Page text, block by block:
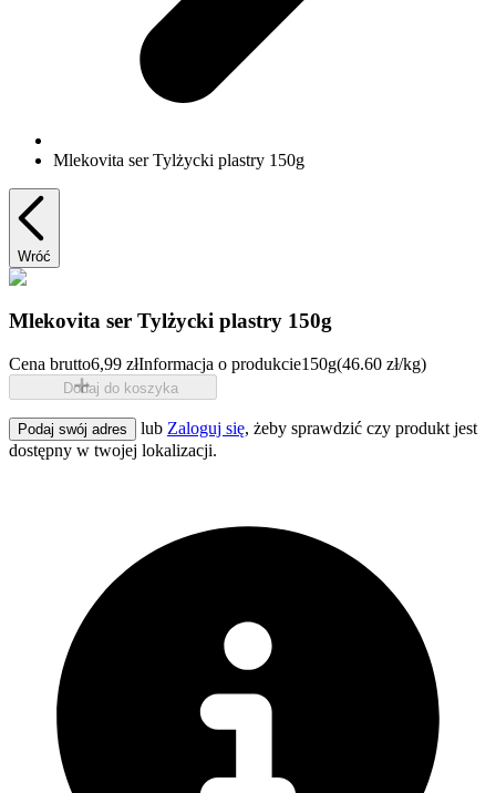
Mlekovita ser Tylżycki plastry 150g
Wróć
Mlekovita ser Tylżycki plastry 150g
Cena brutto6,99 złInformacja o produkcie150g(46.60 zł/kg)
Dodaj do koszyka
Podaj swój adres lub Zaloguj się, żeby sprawdzić czy produkt jest
dostępny w twojej lokalizacji.